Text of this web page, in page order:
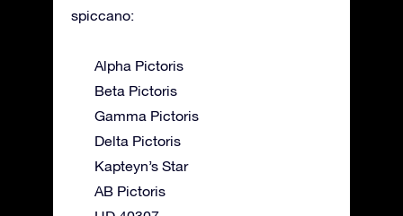
spiccano:
Alpha Pictoris
Beta Pictoris
Gamma Pictoris
Delta Pictoris
Kapteyn’s Star
AB Pictoris